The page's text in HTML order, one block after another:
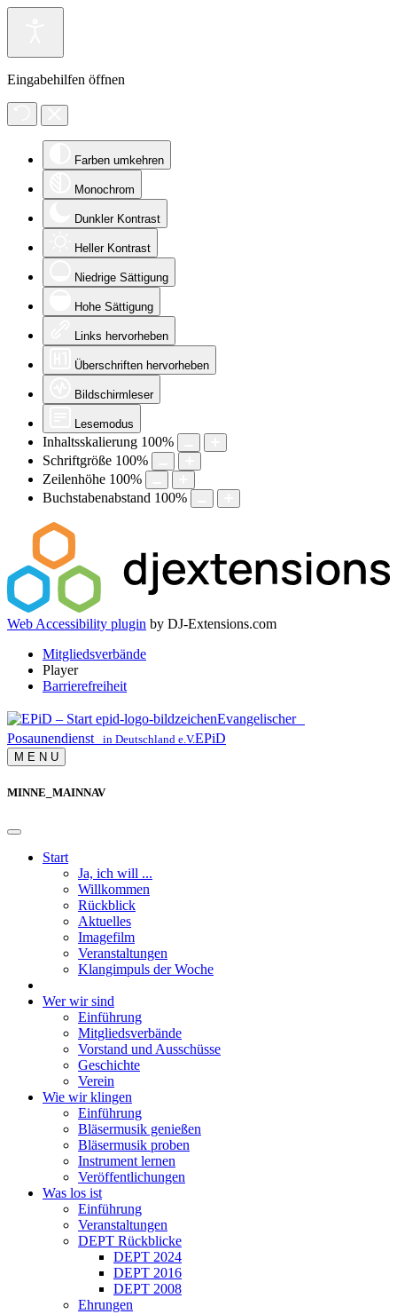
Eingabehilfen öffnen
Farben umkehren
Monochrom
Dunkler Kontrast
Heller Kontrast
Niedrige Sättigung
Hohe Sättigung
Links hervorheben
Überschriften hervorheben
Bildschirmleser
Lesemodus
Inhaltsskalierung 100%
Schriftgröße 100%
Zeilenhöhe 100%
Buchstabenabstand 100%
Web Accessibility plugin by DJ-Extensions.com
Mitgliedsverbände
Player
Barrierefreiheit
Evangelischer
Posaunendienst in Deutschland e.V.EPiD
M E N U
MINNE_MAINNAV
Start
Ja, ich will ...
Willkommen
Rückblick
Aktuelles
Imagefilm
Veranstaltungen
Klangimpuls der Woche
Wer wir sind
Einführung
Mitgliedsverbände
Vorstand und Ausschüsse
Geschichte
Verein
Wie wir klingen
Einführung
Bläsermusik genießen
Bläsermusik proben
Instrument lernen
Veröffentlichungen
Was los ist
Einführung
Veranstaltungen
DEPT Rückblicke
DEPT 2024
DEPT 2016
DEPT 2008
Ehrungen